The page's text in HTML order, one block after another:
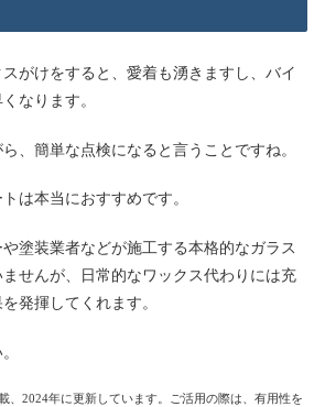
がけをすると、愛着も湧きますし、バイ
なります。
、簡単な点検になると言うことですね。
は本当におすすめです。
塗装業者などが施工する本格的なガラス
せんが、日常的なワックス代わりには充
発揮してくれます。
、2024年に更新しています。ご活用の際は、有用性を